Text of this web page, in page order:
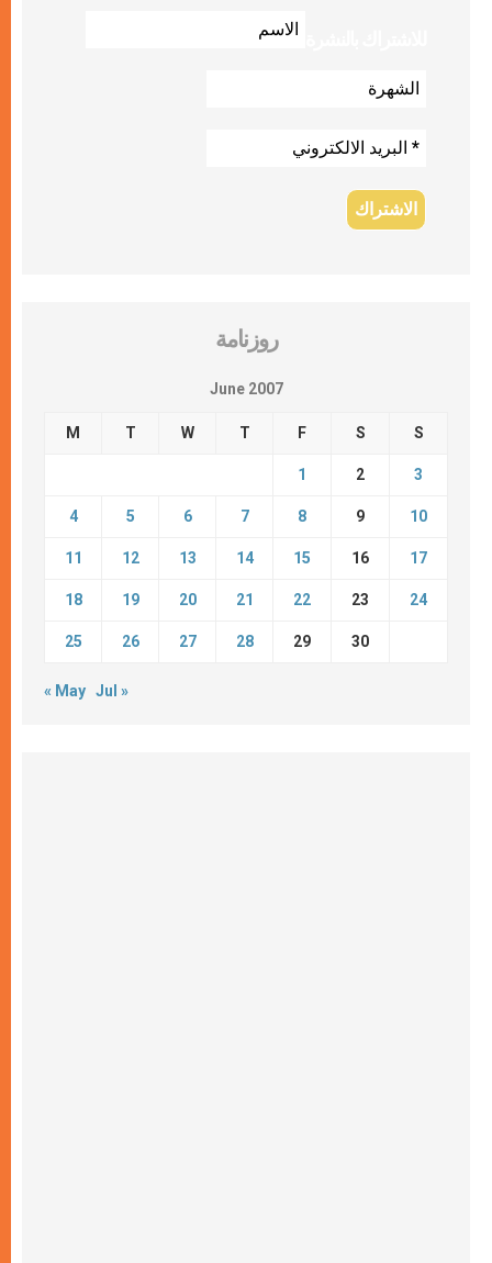
روزنامة
June 2007
M T W T F S S
1 2 3
4 5 6 7 8 9 10
11 12 13 14 15 16 17
18 19 20 21 22 23 24
25 26 27 28 29 30
« May Jul »